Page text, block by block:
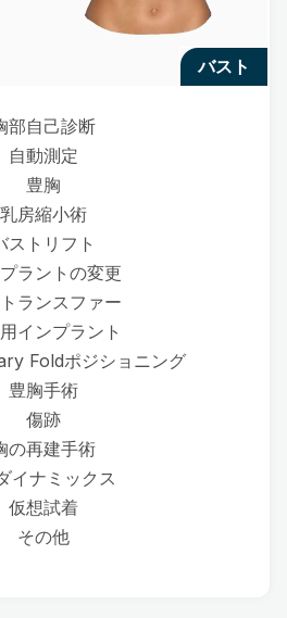
バスト
部自己診断
自動測定
豊胸
乳房縮小術
ストリフト
ラントの変更
ランスファー
インプラント
Foldポジショニング
豊胸手術
傷跡
の再建手術
イナミックス
仮想試着
その他